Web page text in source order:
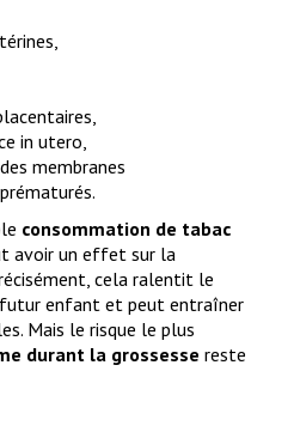
in utero,
membranes
consommation de tabac
avoir un effet sur la
cela ralentit le
enfant et peut entraîner
Mais le risque le plus
durant la grossesse reste